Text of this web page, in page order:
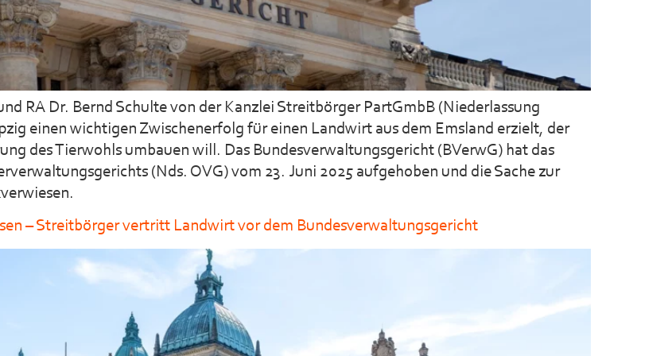
RA Dr. Bernd Schulte von der Kanzlei Streitbörger PartGmbB (Niederlassung
einen wichtigen Zwischenerfolg für einen Landwirt aus dem Emsland erzielt, der
des Tierwohls umbauen will. Das Bundesverwaltungsgericht (BVerwG) hat das
(Nds. OVG) vom 23. Juni 2025 aufgehoben und die Sache zur
– Streitbörger vertritt Landwirt vor dem Bundesverwaltungsgericht